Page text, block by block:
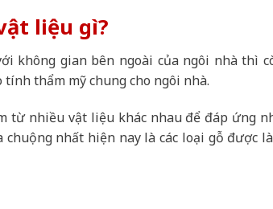
liệu gì?
không gian bên ngoài của ngôi nhà thì
thẩm mỹ chung cho ngôi nhà.
từ nhiều vật liệu khác nhau để đáp ứng
chuộng nhất hiện nay là các loại gỗ được